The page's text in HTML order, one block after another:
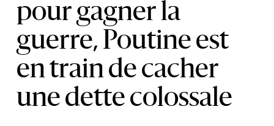
pour gagner la
guerre, Poutine est
en train de cacher
une dette colossale